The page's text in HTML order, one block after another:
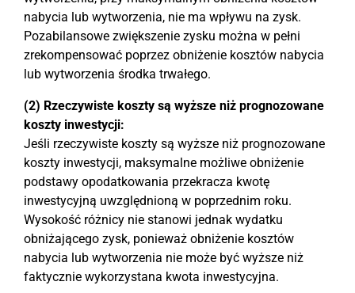
nabycia lub wytworzenia, nie ma wpływu na zysk.
Pozabilansowe zwiększenie zysku można w pełni
zrekompensować poprzez obniżenie kosztów nabycia
lub wytworzenia środka trwałego.
(2) Rzeczywiste koszty są wyższe niż prognozowane
koszty inwestycji:
Jeśli rzeczywiste koszty są wyższe niż prognozowane
koszty inwestycji, maksymalne możliwe obniżenie
podstawy opodatkowania przekracza kwotę
inwestycyjną uwzględnioną w poprzednim roku.
Wysokość różnicy nie stanowi jednak wydatku
obniżającego zysk, ponieważ obniżenie kosztów
nabycia lub wytworzenia nie może być wyższe niż
faktycznie wykorzystana kwota inwestycyjna.